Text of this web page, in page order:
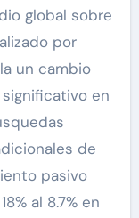
global sobre
por
un cambio
en
de
pasivo
al 8.7% en